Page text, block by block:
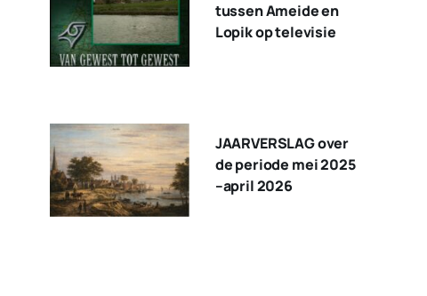
tussen Ameide en
Lopik op televisie
JAARVERSLAG over
de periode mei 2025
–april 2026